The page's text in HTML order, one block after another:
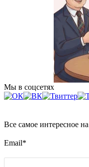
Мы в соцсетях
Все самое интересное
Email*